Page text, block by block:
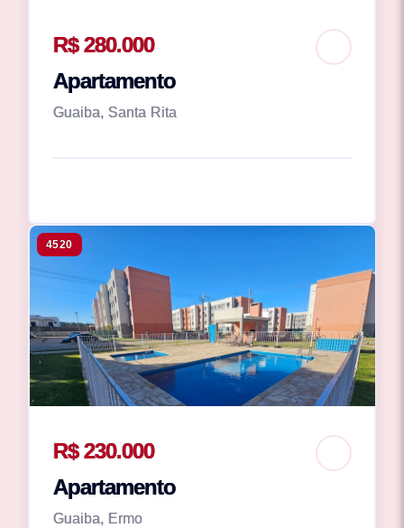
R$ 280.000
Apartamento
Guaiba, Santa Rita
4520
R$ 230.000
Apartamento
Guaiba, Ermo